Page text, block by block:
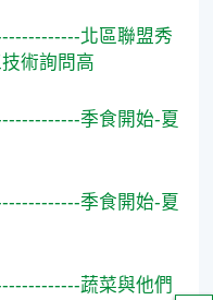
北區聯盟秀
術詢問高
季食開始-夏
季食開始-夏
蔬菜與他們